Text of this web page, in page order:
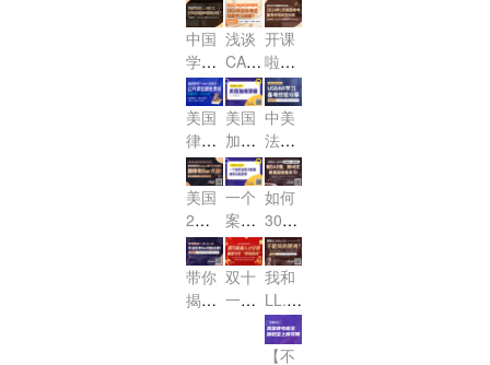
它来
了！！
法）
公开
课名
额免
费
抢！
R，
一站
式解
答！
如何
抓住
为数
不多
的考
试机
会！
律
界，
首战
必
胜，
USB
AR通
关秘
笈快
来
领！
BAR
美国
律
考，
考前
30天
冲
刺！
新
生“春
季入
学礼
包”
，令
人心
动的
LL.M
offe
r，请
查收
卷变
内耗,
看涉
外法
律服
务市
场是
否“卷
出新
高
度”!
之涉
外法
律人
才培
养计
划
中国
学生
读LL.
M或
J.D.
对参
加美
国律
考帮
助大
吗？
浅谈
CAB
AR加
州律
考20
24年
远程
考试
可能
性及
利
弊？
开课
啦，
2024
年2
月美
国律
考备
考计
划改
怎么
做！
美国
律考
TRU
ST
（信
托
法）
公开
课名
美国
加州
律师
考试
介绍
中美
法考
差异
说及
USB
AR学
习备
考经
验分
享
美国
2月
律考
倒计
时，
Essa
一个
案件
怎样
才能
被纽
约法
如何
30天
快速
提升
MBE
成
绩，
锁定
带你
揭秘
双十
一职
我和
LL.M
&J.D
不能
【不